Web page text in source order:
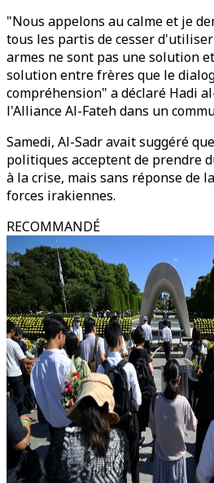
"Nous appelons au calme et je
tous les partis de cesser
armes ne sont pas une solution
solution entre frères que le
compréhension" a déclaré Hadi
l'Alliance Al-Fateh dans un
Samedi, Al-Sadr avait suggéré
politiques acceptent de prendre
à la crise, mais sans réponse de
forces irakiennes.
RECOMMANDÉ